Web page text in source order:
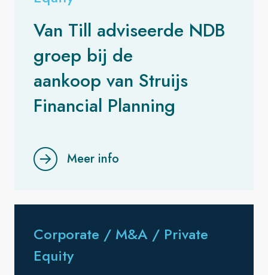
Van Till adviseerde NDB
groep bij de
aankoop van Struijs
Financial Planning
Meer info
Corporate / M&A / Private
Equity